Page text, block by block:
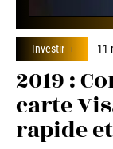
Investir 11
2019 :
carte
rapide